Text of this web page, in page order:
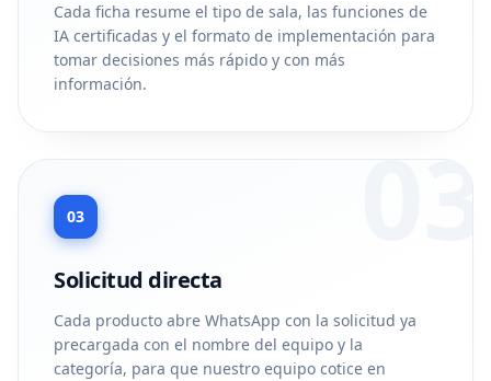
Cada ficha resume el tipo de sala, las funciones de
IA certificadas y el formato de implementación para
tomar decisiones más rápido y con más
información.
03
03
Solicitud directa
Cada producto abre WhatsApp con la solicitud ya
precargada con el nombre del equipo y la
categoría, para que nuestro equipo cotice en